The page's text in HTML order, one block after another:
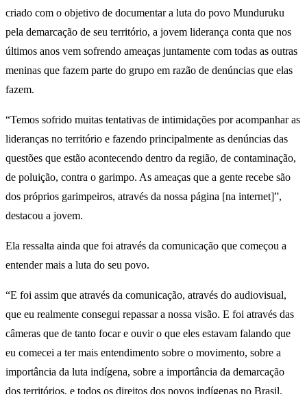
criado com o objetivo de documentar a luta do povo Munduruku
pela demarcação de seu território, a jovem liderança conta que nos
últimos anos vem sofrendo ameaças juntamente com todas as outras
meninas que fazem parte do grupo em razão de denúncias que elas
fazem.
“Temos sofrido muitas tentativas de intimidações por acompanhar as
lideranças no território e fazendo principalmente as denúncias das
questões que estão acontecendo dentro da região, de contaminação,
de poluição, contra o garimpo. As ameaças que a gente recebe são
dos próprios garimpeiros, através da nossa página [na internet]”,
destacou a jovem.
Ela ressalta ainda que foi através da comunicação que começou a
entender mais a luta do seu povo.
“E foi assim que através da comunicação, através do audiovisual,
que eu realmente consegui repassar a nossa visão. E foi através das
câmeras que de tanto focar e ouvir o que eles estavam falando que
eu comecei a ter mais entendimento sobre o movimento, sobre a
importância da luta indígena, sobre a importância da demarcação
dos territórios, e todos os direitos dos povos indígenas no Brasil.